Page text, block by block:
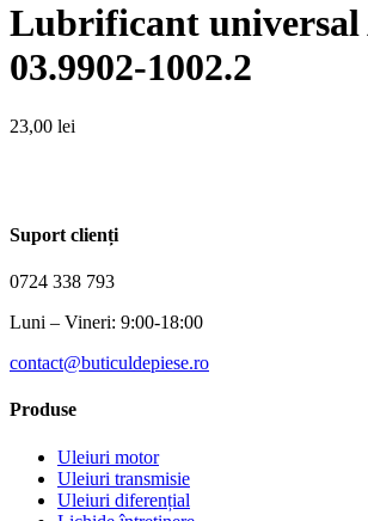
Lubrificant universal
03.9902-1002.2
23,00 lei
Suport clienți
0724 338 793
Luni – Vineri: 9:00-18:00
contact@buticuldepiese.ro
Produse
Uleiuri motor
Uleiuri transmisie
Uleiuri diferențial